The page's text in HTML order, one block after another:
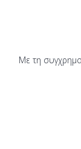
Με τη